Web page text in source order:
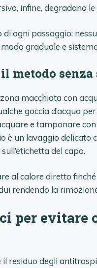
infine, degradano
di ogni passaggio:
graduale e
metodo
macchiata con
goccia d’acqua
e tamponare
è un lavaggio
del capo.
al calore diretto
rendendo la
per evitare
il residuo degli